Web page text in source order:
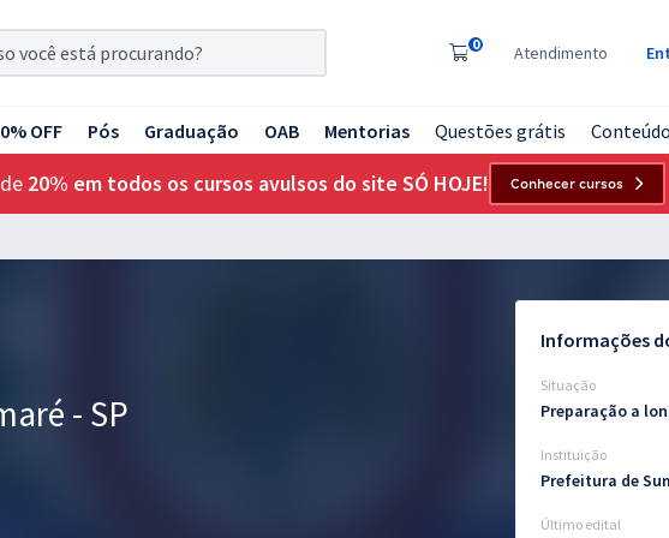
0 Atendimento
OFF Pós Graduação OAB Mentorias Questões grátis
20% em todos os cursos avulsos do site SÓ HOJE! Conhecer cursos
- SP
Informações
Situação
Preparação a
Instituição
Prefeitura de
Último edital